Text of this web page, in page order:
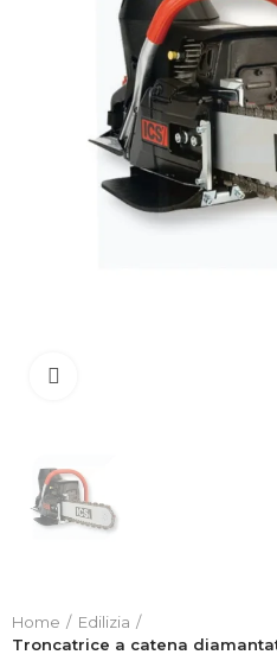
Home
Edilizia
Troncatrice a catena